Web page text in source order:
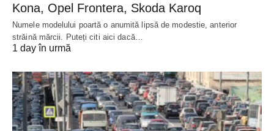
Kona, Opel Frontera, Skoda Karoq
Numele modelului poartă o anumită lipsă de modestie, anterior
străină mărcii. Puteți citi aici dacă…
1 day în urmă